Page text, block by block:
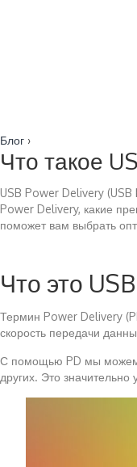
Блог ›
Что такое
USB Power Delivery (USB
Power Delivery, какие
поможет вам выбрать
Что это
Термин Power Delivery
скорость передачи
С помощью PD мы можем
других. Это